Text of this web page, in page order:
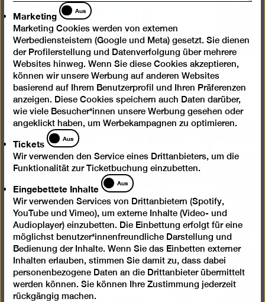
Bild
in
einer
öffnen
Marketing
Marketing
Aus
Marketing Cookies werden von externen
Werbediensteistern (Google und Meta) gesetzt. Sie dienen
der Profilerstellung und Datenverfolgung über mehrere
Websites hinweg. Wenn Sie diese Cookies akzeptieren,
können wir unsere Werbung auf anderen Websites
basierend auf Ihrem Benutzerprofil und Ihren Präferenzen
anzeigen. Diese Cookies speichern auch Daten darüber,
wie viele Besucher*innen unsere Werbung gesehen oder
angeklickt haben, um Werbekampagnen zu optimieren.
Tickets
Tickets
Aus
Wir verwenden den Service eines Drittanbieters, um die
Funktionalität zur Ticketbuchung einzubetten.
Eingebettete Inhalte
Eingebettete
Inhalte
Aus
Wir verwenden Services von Drittanbietern (Spotify,
YouTube und Vimeo), um externe Inhalte (Video- und
Audioplayer) einzubetten. Die Einbettung erfolgt für eine
möglichst benutzer*innenfreundliche Darstellung und
Bedienung der Inhalte. Wenn Sie das Einbetten externer
Inhalten erlauben, stimmen Sie damit zu, dass dabei
personenbezogene Daten an die Drittanbieter übermittelt
werden können. Sie können Ihre Zustimmung jederzeit
rückgängig machen.